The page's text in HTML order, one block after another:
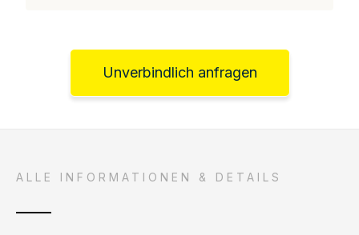
Unverbindlich anfragen
ALLE INFORMATIONEN & DETAILS